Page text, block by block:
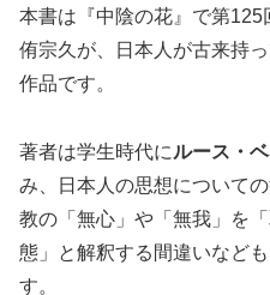
本書は『中陰の花』で第
侑宗久が、日本人が古来持
作品です。
著者は学生時代にルース・
み、日本人の思想について
教の「無心」や「無我」を
態」と解釈する間違いなど
す。